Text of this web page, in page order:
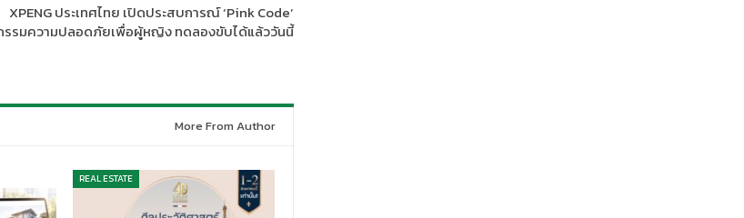
XPENG ประเทศไทย เปิดประสบการณ์ ‘Pink Code’
รรมความปลอดภัยเพื่อผู้หญิง ทดลองขับได้แล้ววันนี้
More From Author
REAL ESTATE